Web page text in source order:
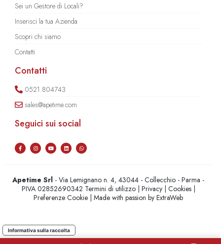
Sei un Gestore di Locali?
Inserisci la tua Azienda
Scopri chi siamo
Contatti
Contatti
0521.804743
sales@apetime.com
Seguici sui social
Apetime Srl - Via Lemignano n. 4, 43044 - Collecchio - Parma -
PIVA 02852690342 Termini di utilizzo| Privacy| Cookies|
Preferenze Cookie | Made with passion byExtraWeb
Informativa sulla raccolta